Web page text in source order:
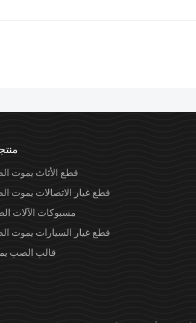
قطع الأثاث يموت
قطع غيار الاتصالات يموت
مسبوكات الآلات
قطع غيار السيارات يموت
قالب الصب